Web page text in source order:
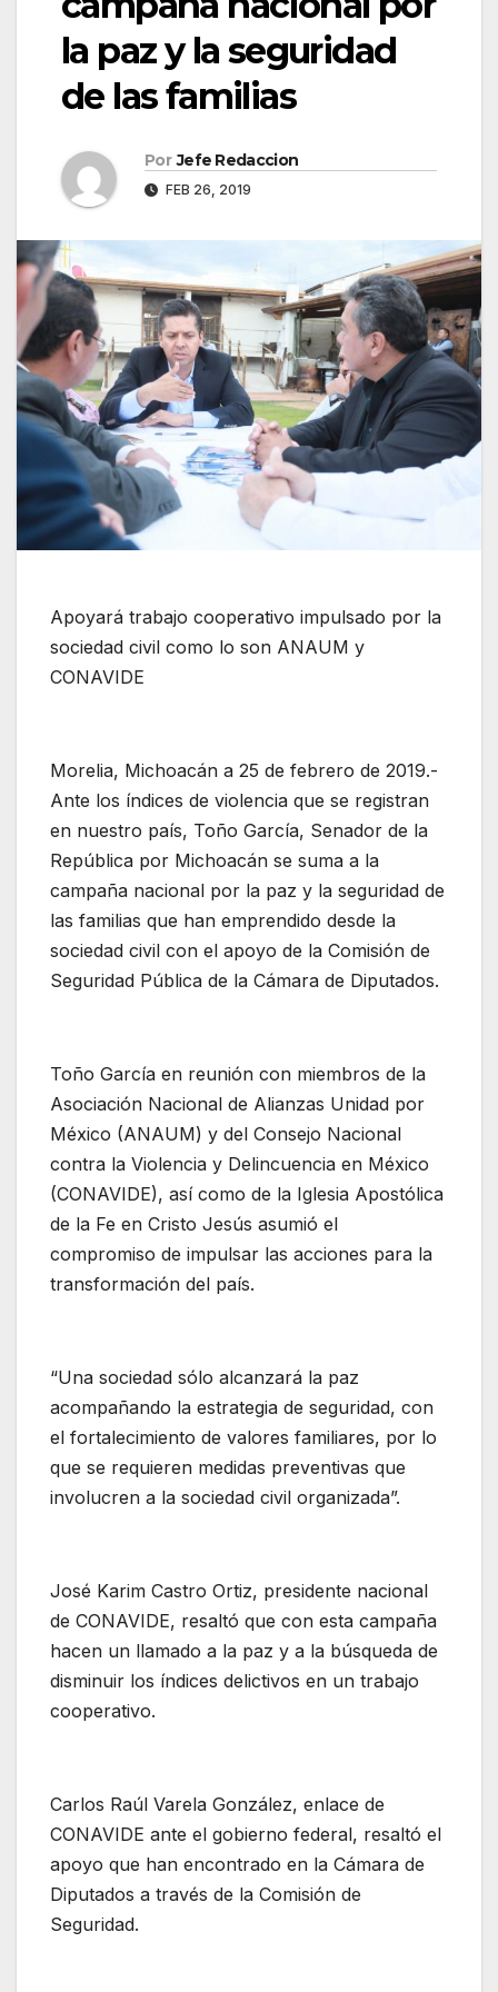
la paz y la seguridad
de las familias
Por Jefe Redaccion
FEB 26, 2019
Apoyará trabajo cooperativo impulsado por la
sociedad civil como lo son ANAUM y
CONAVIDE
Morelia, Michoacán a 25 de febrero de 2019.-
Ante los índices de violencia que se registran
en nuestro país, Toño García, Senador de la
República por Michoacán se suma a la
campaña nacional por la paz y la seguridad de
las familias que han emprendido desde la
sociedad civil con el apoyo de la Comisión de
Seguridad Pública de la Cámara de Diputados.
Toño García en reunión con miembros de la
Asociación Nacional de Alianzas Unidad por
México (ANAUM) y del Consejo Nacional
contra la Violencia y Delincuencia en México
(CONAVIDE), así como de la Iglesia Apostólica
de la Fe en Cristo Jesús asumió el
compromiso de impulsar las acciones para la
transformación del país.
“Una sociedad sólo alcanzará la paz
acompañando la estrategia de seguridad, con
el fortalecimiento de valores familiares, por lo
que se requieren medidas preventivas que
involucren a la sociedad civil organizada”.
José Karim Castro Ortiz, presidente nacional
de CONAVIDE, resaltó que con esta campaña
hacen un llamado a la paz y a la búsqueda de
disminuir los índices delictivos en un trabajo
cooperativo.
Carlos Raúl Varela González, enlace de
CONAVIDE ante el gobierno federal, resaltó el
apoyo que han encontrado en la Cámara de
Diputados a través de la Comisión de
Seguridad.